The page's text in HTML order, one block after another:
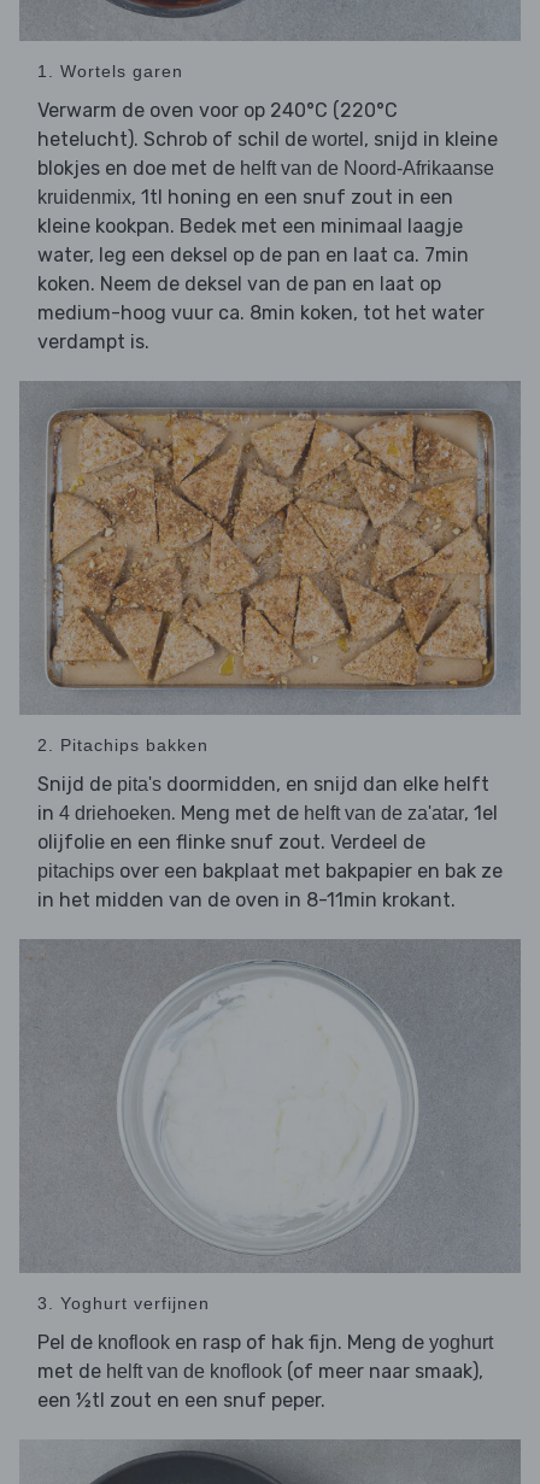
1. Wortels garen
Verwarm de oven voor op 240°C (220°C
hetelucht). Schrob of schil de wortel , snijd in kleine
blokjes en doe met de helft van de Noord-Afrikaanse
kruidenmix, 1tl honing en een snuf zout in een
kleine kookpan. Bedek met een minimaal laagje
water, leg een deksel op de pan en laat ca. 7min
koken. Neem de deksel van de pan en laat op
medium-hoog vuur ca. 8min koken, tot het water
verdampt is.
2. Pitachips bakken
Snijd de pita's doormidden, en snijd dan elke helft
in 4 driehoeken. Meng met de helft van de za'atar, 1el
olijfolie en een flinke snuf zout. Verdeel de
pitachips over een bakplaat met bakpapier en bak ze
in het midden van de oven in 8-11min krokant.
3. Yoghurt verfijnen
Pel de knoflook en rasp of hak fijn. Meng de yoghurt
met de helft van de knoflook (of meer naar smaak),
een ½tl zout en een snuf peper.